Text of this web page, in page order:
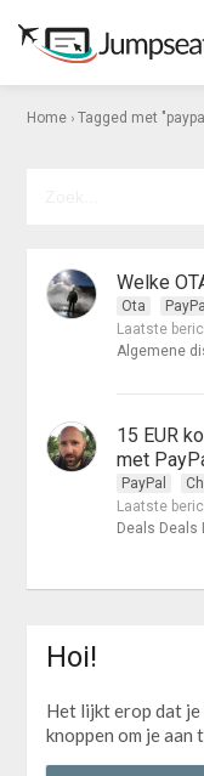
Home › Tagged met
Welke
Ota
PayPal
Laatste
Algemene
15 EUR
met
PayPal
Laatste
Deals Deals
Hoi!
Het lijkt erop dat je
knoppen om je aan